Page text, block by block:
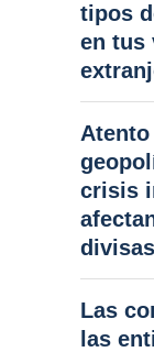
tipos
en tus
crisis
divisas
Las
las